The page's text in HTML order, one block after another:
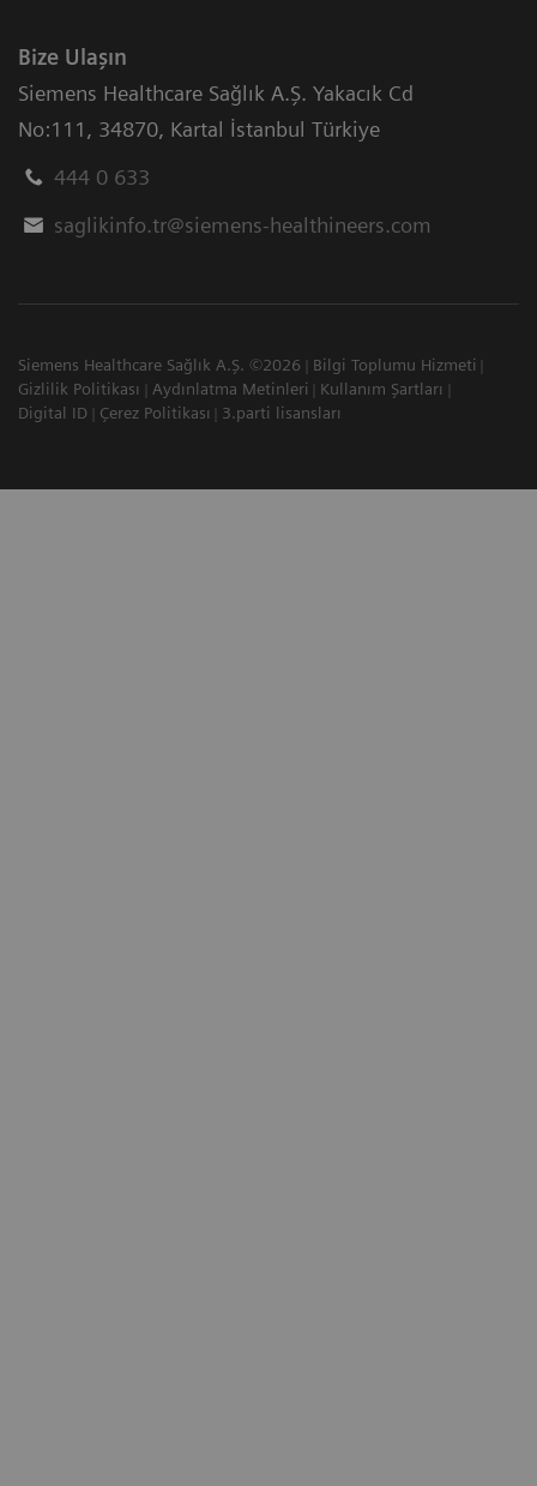
Bize Ulaşın
Siemens Healthcare Sağlık A.Ş. Yakacık Cd
No:111, 34870, Kartal İstanbul Türkiye
444 0 633
saglikinfo.tr@siemens-healthineers.com
Siemens Healthcare Sağlık A.Ş. ©2026
Bilgi Toplumu Hizmeti
Gizlilik Politikası
Aydınlatma Metinleri
Kullanım Şartları
Digital ID
Çerez Politikası 3.parti lisansları